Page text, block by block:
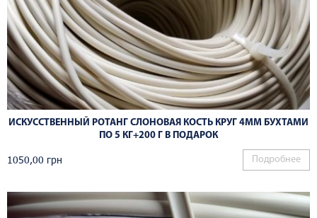
ИСКУССТВЕННЫЙ РОТАНГ СЛОНОВАЯ КОСТЬ КРУГ 4ММ БУХТАМИ
ПО 5 КГ+200 Г В ПОДАРОК
1050,00 грн Подробнее